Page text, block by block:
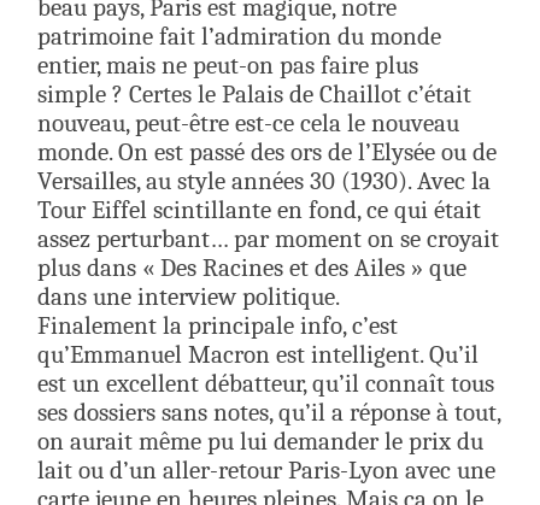
beau pays, Paris est magique, notre
patrimoine fait l’admiration du monde
entier, mais ne peut-on pas faire plus
simple ? Certes le Palais de Chaillot c’était
nouveau, peut-être est-ce cela le nouveau
monde. On est passé des ors de l’Elysée ou de
Versailles, au style années 30 (1930). Avec la
Tour Eiffel scintillante en fond, ce qui était
assez perturbant… par moment on se croyait
plus dans « Des Racines et des Ailes » que
dans une interview politique.
Finalement la principale info, c’est
qu’Emmanuel Macron est intelligent. Qu’il
est un excellent débatteur, qu’il connaît tous
ses dossiers sans notes, qu’il a réponse à tout,
on aurait même pu lui demander le prix du
lait ou d’un aller-retour Paris-Lyon avec une